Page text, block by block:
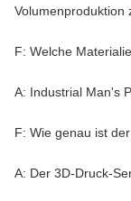
Volumenproduktion
F: Welche
A: Industrial Man's
F: Wie genau ist
A: Der 3D-Druck-